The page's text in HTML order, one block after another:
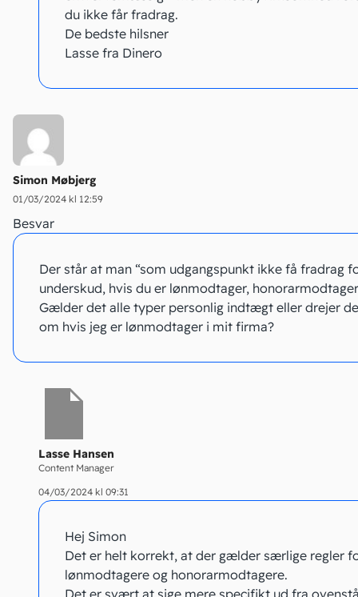
du ikke får fradrag.
De bedste hilsner
Lasse fra Dinero
Simon Møbjerg
01/03/2024 kl 12:59
Besvar
Der står at man “som udgangspunkt ikke få fradrag
underskud, hvis du er lønmodtager,
Gælder det alle typer personlig indtægt eller drejer
om hvis jeg er lønmodtager i mit firma?
Lasse Hansen
Content Manager
04/03/2024 kl 09:31
Hej Simon
Det er helt korrekt, at der gælder særlige regler
lønmodtagere og honorarmodtagere.